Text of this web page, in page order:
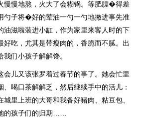
慢慢地熬，火大了会糊锅。等肥膘�得差
勺子将�好的荤油一勺一勺地撇进事先准
油滋啦装进小缸，作为家里来客人时的下
好吃，尤其是带瘦肉的，香脆而不腻。出
们小孩子解解馋。
会儿又该张罗着过春节的事了。她会忙里
喝口茶解解乏，然后继续手中的活儿：
里上班的大哥和我备好猪肉、粘豆包、
的孩子们的归期……